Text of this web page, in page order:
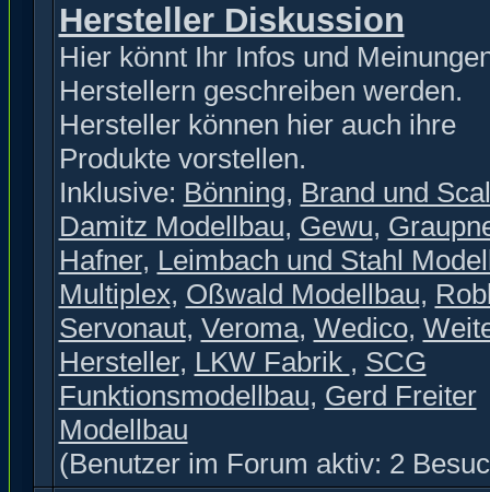
Hersteller Diskussion
Hier könnt Ihr Infos und
Herstellern geschreiben werden.
Hersteller können hier auch ihre
Produkte vorstellen.
Inklusive: Bönning, Brand und
Damitz Modellbau, Gewu,
Hafner, Leimbach und Stahl
Multiplex, Oßwald Modellbau,
Servonaut, Veroma, Wedico,
Hersteller, LKW Fabrik , SCG
Funktionsmodellbau, Gerd Freiter
Modellbau
(Benutzer im Forum aktiv: 2